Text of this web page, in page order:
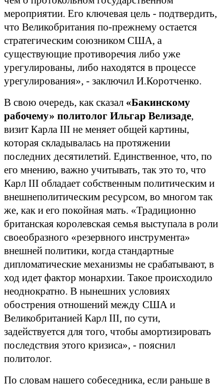
мероприятии. Его ключевая цель - подтвердить,
что Великобритания по-прежнему остается
стратегическим союзником США, а
существующие противоречия либо уже
урегулированы, либо находятся в процессе
урегулирования», - заключил И.Коротченко.
В свою очередь, как сказал «Бакинскому
рабочему» политолог Ильгар Велизаде,
визит Карла III не меняет общей картины,
которая складывалась на протяжении
последних десятилетий. Единственное, что, по
его мнению, важно учитывать, так это то, что
Карл III обладает собственным политическим и
внешнеполитическим ресурсом, во многом так
же, как и его покойная мать. «Традиционно
британская королевская семья выступала в роли
своеобразного «резервного инструмента»
внешней политики, когда стандартные
дипломатические механизмы не срабатывают, в
ход идет фактор монархии. Такое происходило
неоднократно. В нынешних условиях
обострения отношений между США и
Великобританией Карл III, по сути,
задействуется для того, чтобы амортизировать
последствия этого кризиса», - пояснил
политолог.
По словам нашего собеседника, если раньше в